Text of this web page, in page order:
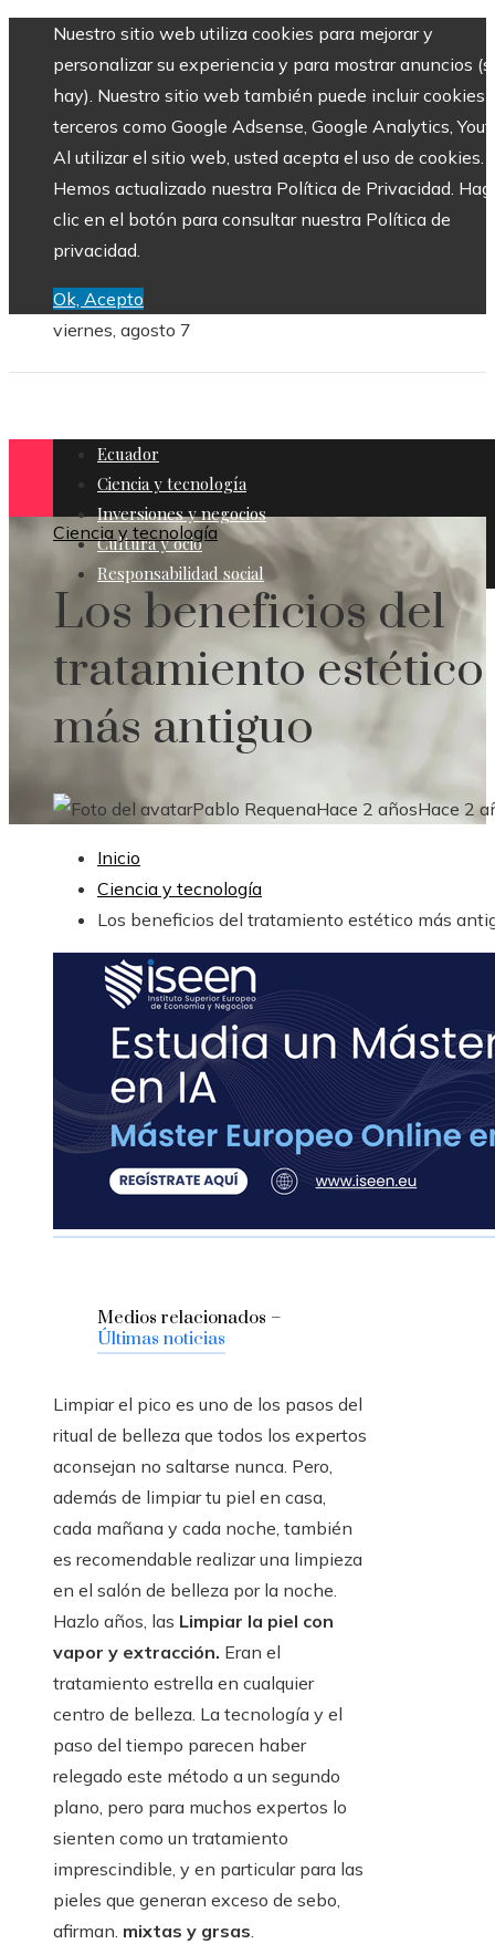
Nuestro sitio web utiliza cookies para mejorar y
personalizar su experiencia y para mostrar anuncios
hay). Nuestro sitio web también puede incluir cookies
terceros como Google Adsense, Google Analytics,
Al utilizar el sitio web, usted acepta el uso de cookies.
Hemos actualizado nuestra Política de Privacidad.
clic en el botón para consultar nuestra Política de
privacidad.
Ok, Acepto
viernes, agosto 7
Ecuador
Ciencia y tecnología
Inversiones y negocios
Cultura y ocio
Responsabilidad social
Ciencia y tecnología
Los beneficios del
tratamiento estético
más antiguo
Pablo RequenaHace 2 añosHace 2
Inicio
Ciencia y tecnología
Los beneficios del tratamiento estético más
Medios relacionados –
Últimas noticias
Limpiar el pico es uno de los pasos del
ritual de belleza que todos los expertos
aconsejan no saltarse nunca. Pero,
además de limpiar tu piel en casa,
cada mañana y cada noche, también
es recomendable realizar una limpieza
en el salón de belleza por la noche.
Hazlo años, las Limpiar la piel con
vapor y extracción. Eran el
tratamiento estrella en cualquier
centro de belleza. La tecnología y el
paso del tiempo parecen haber
relegado este método a un segundo
plano, pero para muchos expertos lo
sienten como un tratamiento
imprescindible, y en particular para las
pieles que generan exceso de sebo,
afirman. mixtas y grsas.